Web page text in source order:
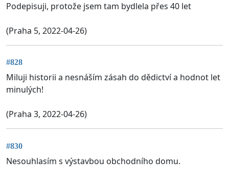
Podepisuji, protože jsem tam bydlela přes 40 let
(Praha 5, 2022-04-26)
#828
Miluji historii a nesnáším zásah do dědictví a hodnot let
minulých!
(Praha 3, 2022-04-26)
#830
Nesouhlasím s výstavbou obchodního domu.